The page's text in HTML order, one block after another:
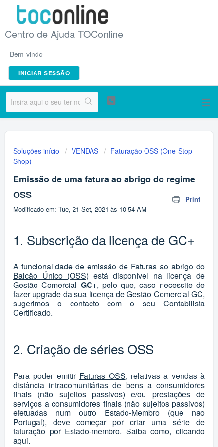
Centro de Ajuda TOConline
Bem-vindo
INICIAR SESSÃO
Soluções início VENDAS
Faturação OSS (One-Stop-
Shop)
Emissão de uma fatura ao abrigo do regime
OSS
Print
Modificado em: Tue, 21 Set, 2021 às 10:54 AM
1. Subscrição da licença de GC+
A funcionalidade de emissão de Faturas ao abrigo do
Balcão Único (OSS) está disponível na licença de
Gestão Comercial GC+, pelo que, caso necessite de
fazer upgrade da sua licença de Gestão Comercial GC,
sugerimos o contacto com o seu Contabilista
Certificado.
2. Criação de séries OSS
Para poder emitir Faturas OSS, relativas a vendas à
distância intracomunitárias de bens a consumidores
finais (não sujeitos passivos) e/ou prestações de
serviços a consumidores finais (não sujeitos passivos)
efetuadas num outro Estado-Membro (que não
Portugal), deve começar por criar uma série de
faturação por Estado-membro. Saiba como, clicando
aqui.